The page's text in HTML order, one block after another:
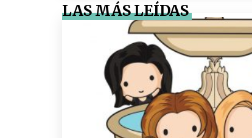
LAS MÁS LEÍDAS